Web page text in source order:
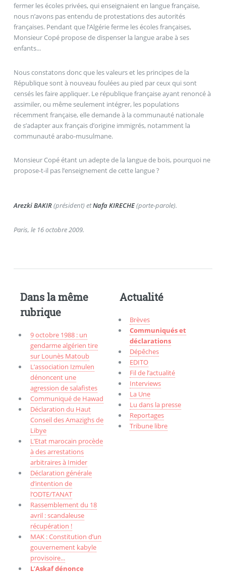
fermer les écoles privées, qui enseignaient en langue française,
nous n’avons pas entendu de protestations des autorités
françaises. Pendant que l’Algérie ferme les écoles françaises,
Monsieur Copé propose de dispenser la langue arabe à ses
enfants...
Nous constatons donc que les valeurs et les principes de la
République sont à nouveau foulées au pied par ceux qui sont
censés les faire appliquer. Le république française ayant renoncé à
assimiler, ou même seulement intégrer, les populations
récemment française, elle demande à la communauté nationale
de s’adapter aux français d’origine immigrés, notamment la
communauté arabo-musulmane.
Monsieur Copé étant un adepte de la langue de bois, pourquoi ne
propose-t-il pas l’enseignement de cette langue ?
Arezki BAKIR(président) etNafa KIRECHE(porte-parole).
Paris, le 16 octobre 2009.
Dans la même
rubrique
9 octobre 1988 : un
gendarme algérien tire
sur Lounès Matoub
L’association Izmulen
dénoncent une
agression de salafistes
Communiqué de Hawad
Déclaration du Haut
Conseil des Amazighs de
Libye
L’Etat marocain procède
à des arrestations
arbitraires à Imider
Déclaration générale
d’intention de
l’ODTE/TANAT
Rassemblement du 18
avril : scandaleuse
récupération !
MAK : Constitution d’un
gouvernement kabyle
provisoire...
L’Askaf dénonce
Actualité
Brèves
Communiqués et
déclarations
Dépêches
EDITO
Fil de l’actualité
Interviews
La Une
Lu dans la presse
Reportages
Tribune libre